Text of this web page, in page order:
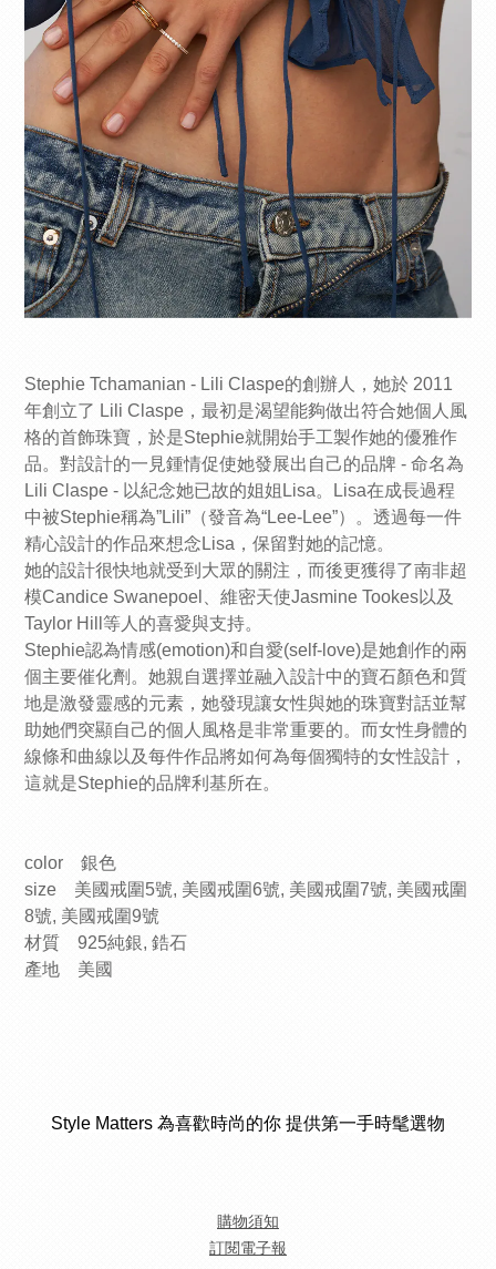
Stephie Tchamanian - Lili Claspe的創辦人，她於 2011
年創立了 Lili Claspe，最初是渴望能夠做出符合她個人風
格的首飾珠寶，於是Stephie就開始手工製作她的優雅作
品。對設計的一見鍾情促使她發展出自己的品牌 - 命名為
Lili Claspe - 以紀念她已故的姐姐Lisa。Lisa在成長過程
中被Stephie稱為”Lili”（發音為“Lee-Lee”）。透過每一件
精心設計的作品來想念Lisa，保留對她的記憶。
她的設計很快地就受到大眾的關注，而後更獲得了南非超
模Candice Swanepoel、維密天使Jasmine Tookes以及
Taylor Hill等人的喜愛與支持。
Stephie認為情感(emotion)和自愛(self-love)是她創作的兩
個主要催化劑。她親自選擇並融入設計中的寶石顏色和質
地是激發靈感的元素，她發現讓女性與她的珠寶對話並幫
助她們突顯自己的個人風格是非常重要的。而女性身體的
線條和曲線以及每件作品將如何為每個獨特的女性設計，
這就是Stephie的品牌利基所在。
color 銀色
size 美國戒圍5號, 美國戒圍6號, 美國戒圍7號, 美國戒圍
8號, 美國戒圍9號
材質 925純銀, 鋯石
產地 美國
Style Matters 為喜歡時尚的你 提供第一手時髦選物
購物須知
訂閱電子報